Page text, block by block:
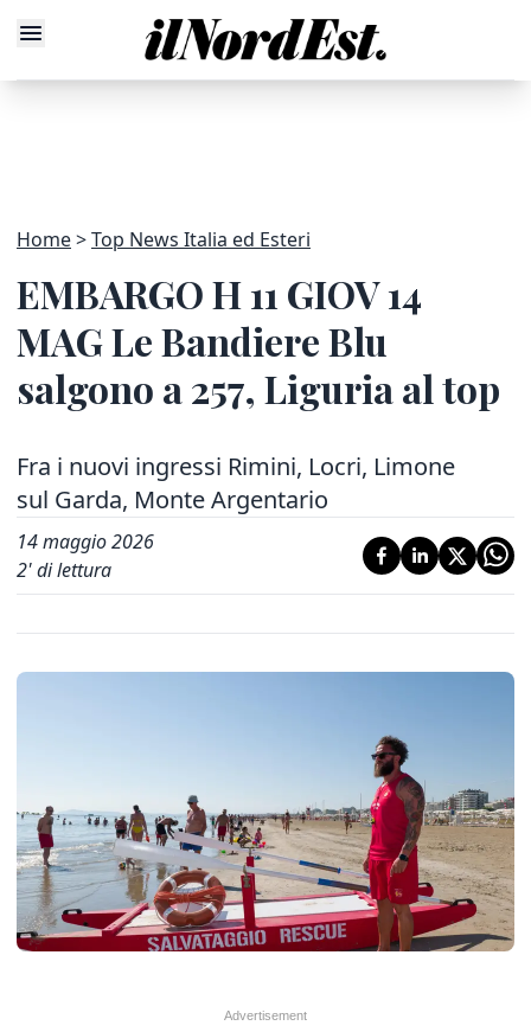
Home Top News Italia ed Esteri
EMBARGO H 11 GIOV 14
MAG Le Bandiere Blu
salgono a 257, Liguria al top
Fra i nuovi ingressi Rimini, Locri, Limone
sul Garda, Monte Argentario
14 maggio 2026
2' di lettura